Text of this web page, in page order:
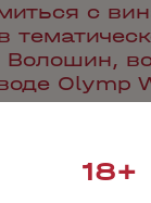
с
Olymp
часть
18+